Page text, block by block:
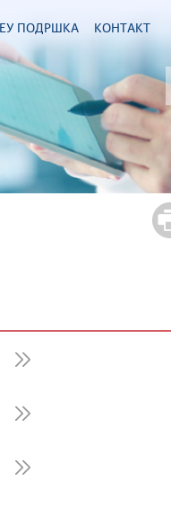
ЕУ ПОДРШКА КОНТАКТ